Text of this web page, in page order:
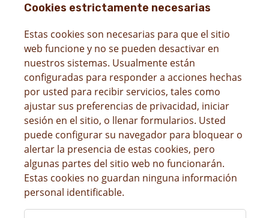
Cookies estrictamente necesarias
Estas cookies son necesarias para que el sitio
web funcione y no se pueden desactivar en
nuestros sistemas. Usualmente están
configuradas para responder a acciones hechas
por usted para recibir servicios, tales como
ajustar sus preferencias de privacidad, iniciar
sesión en el sitio, o llenar formularios. Usted
puede configurar su navegador para bloquear o
alertar la presencia de estas cookies, pero
algunas partes del sitio web no funcionarán.
Estas cookies no guardan ninguna información
personal identificable.
Cookies